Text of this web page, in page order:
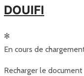
DOUIFI
✻
En cours de
Recharger le document |